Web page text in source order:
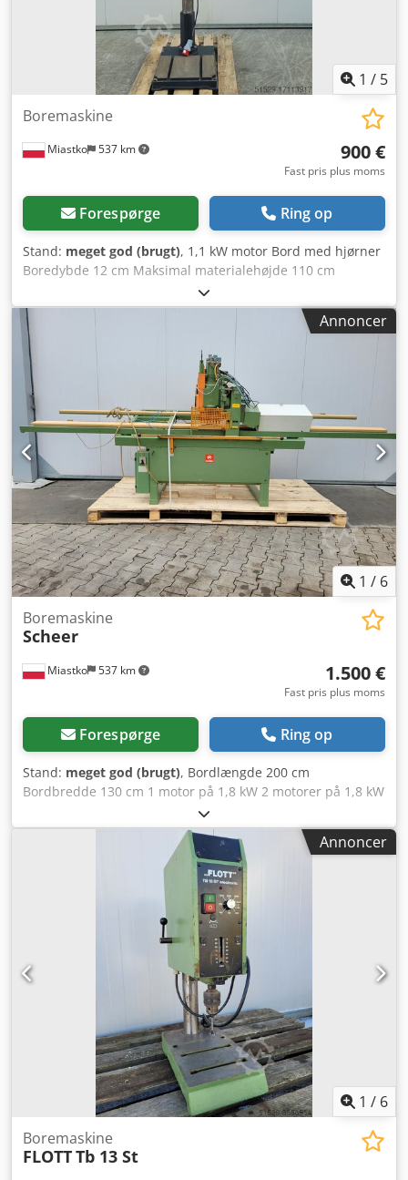
1 / 5
Miastko 537 km
Boremaskine
900 €
Fast pris plus moms
Forespørge Ring op
Stand: meget god (brugt), 1,1 kW motor Bord med hjørner
Boredybde 12 cm Maksimal materialehøjde 110 cm
Annoncer
1 / 6
Miastko 537 km
Boremaskine
Scheer
1.500 €
Fast pris plus moms
Forespørge Ring op
Stand: meget god (brugt), Bordlængde 200 cm
Bordbredde 130 cm 1 motor på 1,8 kW 2 motorer på 1,8 kW
Csdopq Sauepfx Agmsrf 7 spindler pr. motor Maksimal
afstand mellem spindler: 124 cm
Annoncer
1 / 6
Boremaskine
FLOTTTb 13 St